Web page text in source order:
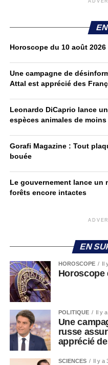
Horoscope du 10 août 2026
Une campagne de
Attal est apprécié des
Leonardo DiCaprio lance
espèces animales de moins
Gorafi Magazine : Tout
bouée
Le gouvernement lance un
forêts encore intactes
EN
HOROSCOPE Il
Horoscope
POLITIQUE Il y
Une
russe
apprécié
SCIENCES Il y a